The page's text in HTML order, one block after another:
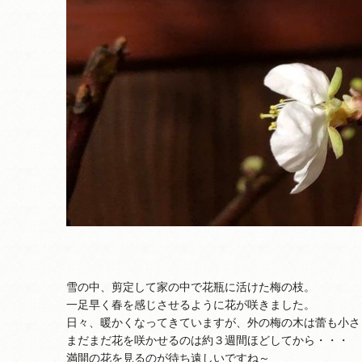
雪の中、剪定して家の中で花瓶に活けた梅の枝。
一足早く春を感じさせるように花が咲きました。
日々、暖かくなってきていますが、外の梅の木は蕾も小
まだまだ花を咲かせるのは約３週間ほどしてから・・・
満開の花を見るのが待ち遠しいですね～